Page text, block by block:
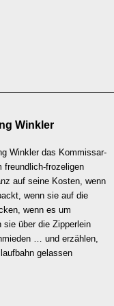
Winkler
Winkler das Kommissar-
freundlich-frozeligen
auf seine Kosten, wenn
wenn sie auf die
wenn es um
sie über die Zipperlein
… und erzählen,
gelassen